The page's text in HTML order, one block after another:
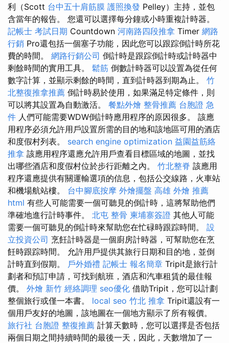
利（Scott 台中五十肩筋膜 護照換發 Pelley）主持，並包
含當年的報告。 您還可以選擇每分鐘或小時重複計時器。
記帳士 考試日期 Countdown 河南路四段推拿 Timer 網路
行銷 Pro還包括一個塞子功能，因此您可以跟踪倒計時所花
費的時間。 網路行銷公司 倒計時是跟踪倒計時或計時器中
剩餘時間的實用工具。 鬆筋 倒數計時器可以設置為從任何
數字計算，並顯示剩餘的時間，直到計時器到期為止。 竹
北整復推拿推薦 倒計時易於使用，如果滿足特定條件，則
可以將其設置為自動激活。 餐點外燴 整骨推薦 台胞證 急
件 人們可能需要WDW倒計時應用程序的原因很多。 該應
用程序必須允許用戶設置所需的目的地和該地區可用的酒店
和度假村列表。 search engine optimization 益園益筋絡
推拿 該應用程序還應允許用戶查看目標區域的地圖，並找
出哪些酒店和度假村位於步行距離之內。 竹北整脊 該應用
程序還應提供有關運輸選項的信息，包括公交線路，火車站
和機場航站樓。 台中腳底按摩 外燴擺盤 高雄 外燴 推薦
html 有些人可能需要一個可聽見的倒計時，這將幫助他們
準確地進行計時事件。 北屯 整骨 柬埔寨簽證 其他人可能
需要一個可聽見的倒計時來幫助您在忙碌時跟踪時間。 設
立投資公司 烹飪計時器是一個廚房計時器，可幫助您在烹
飪時跟踪時間。 允許用戶提供其旅行日期和目的地，並倒
計時直到假期。 戶外婚禮 記帳士 報名簡章 Tripit是旅行計
劃者和預訂申請，可找到航班，酒店和汽車租賃的最佳報
價。 外燴 新竹 經絡調理 seo優化 借助Tripit，您可以計劃
整個旅行或僅一本書。 local seo 竹北 推拿 Tripit還設有一
個用戶友好的地圖，該地圖在一個地方顯示了所有報價。
旅行社 台胞證 整復推薦 計算天數時，您可以選擇是否包括
兩個日期之間持續時間的最後一天，因此，天數增加了一